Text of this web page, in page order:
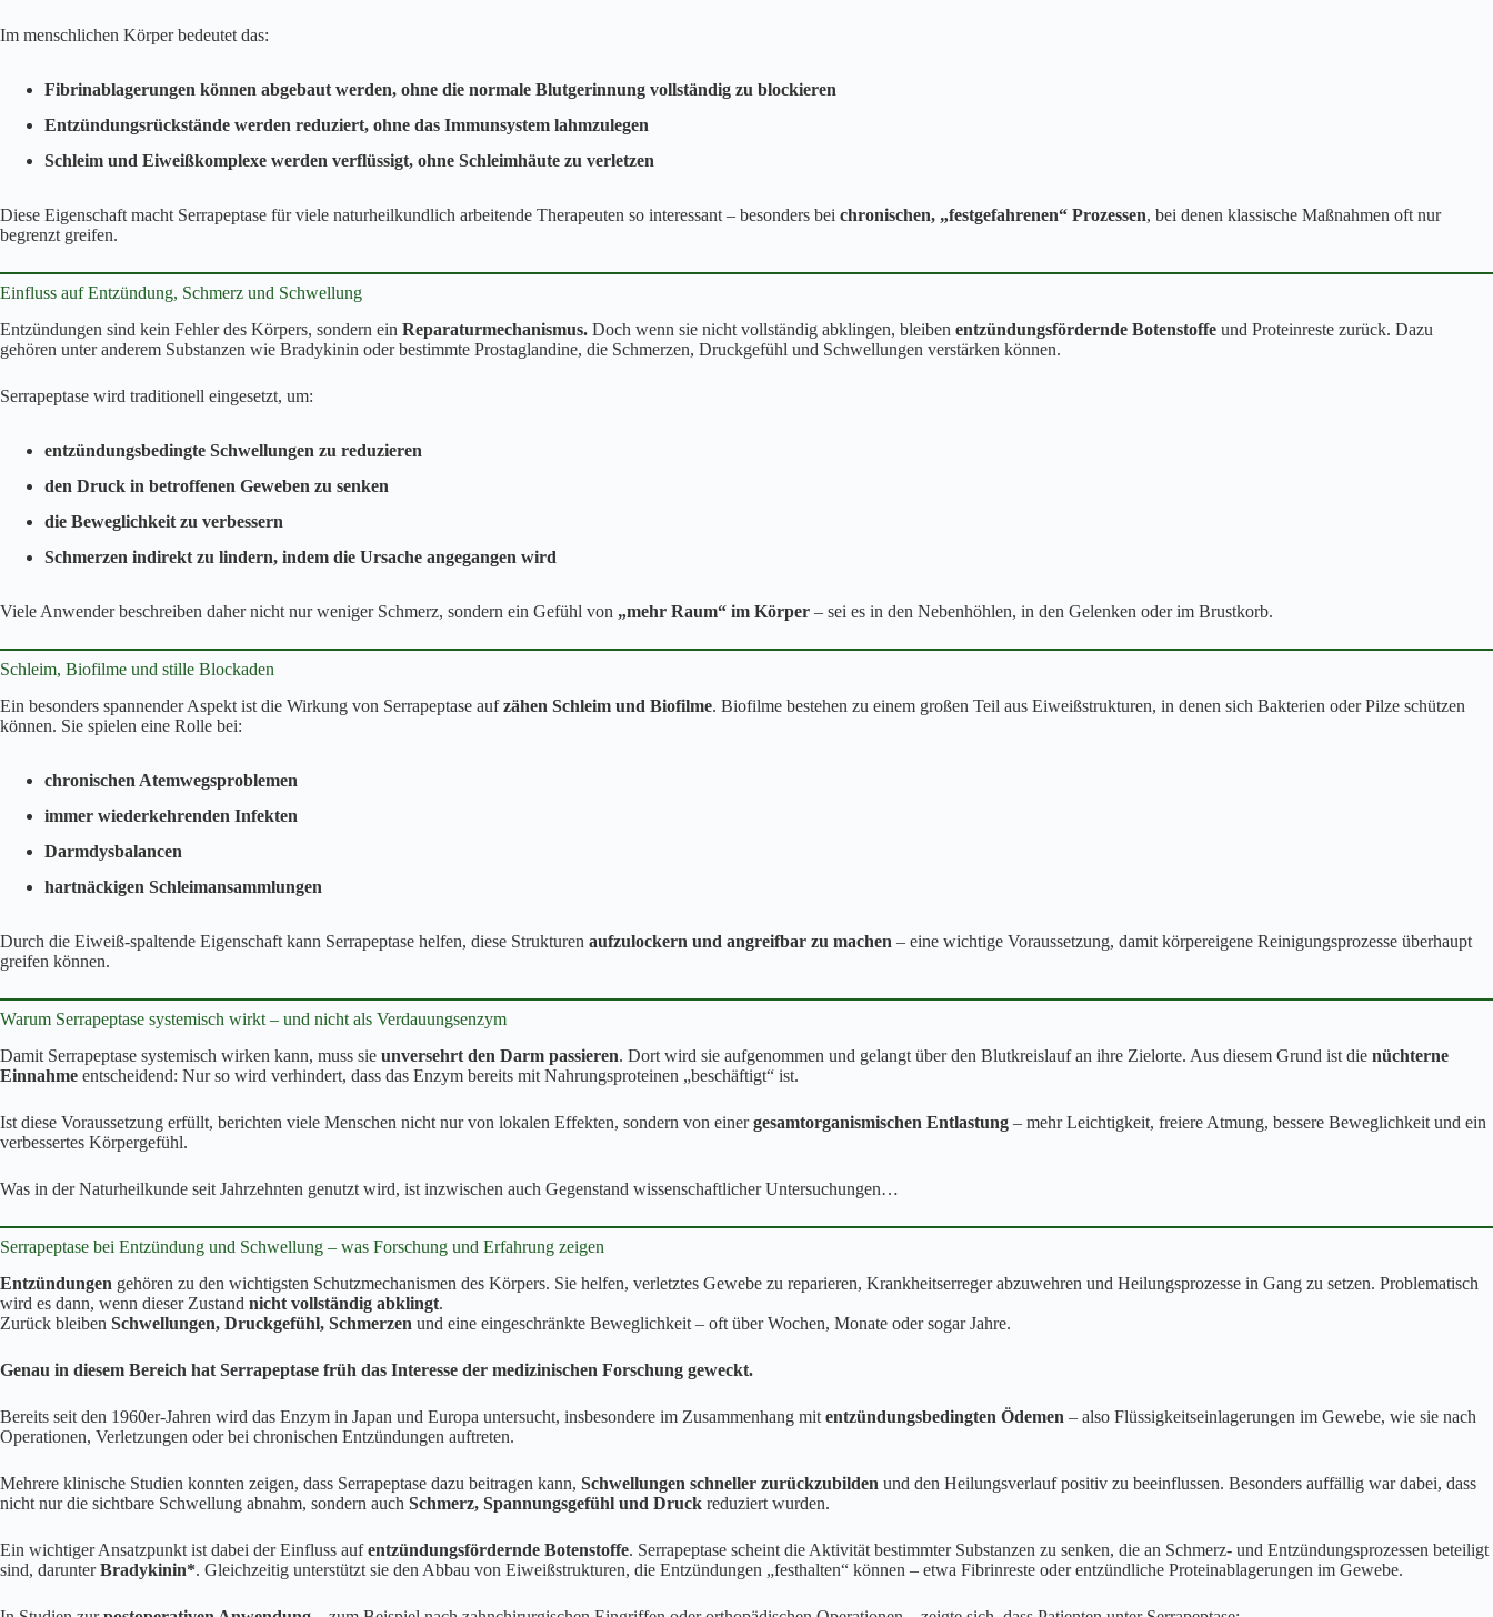
Im menschlichen Körper bedeutet das:
Fibrinablagerungen können abgebaut werden, ohne die normale Blutgerinnung vollständig zu blockieren
Entzündungsrückstände werden reduziert, ohne das Immunsystem lahmzulegen
Schleim und Eiweißkomplexe werden verflüssigt, ohne Schleimhäute zu verletzen
Diese Eigenschaft macht Serrapeptase für viele naturheilkundlich arbeitende Therapeuten so interessant – besonders bei chronischen, „festgefahrenen“ Prozessen, bei denen klassische Maßnahmen oft nur
begrenzt greifen.
Einfluss auf Entzündung, Schmerz und Schwellung
Entzündungen sind kein Fehler des Körpers, sondern ein Reparaturmechanismus. Doch wenn sie nicht vollständig abklingen, bleiben entzündungsfördernde Botenstoffe und Proteinreste zurück. Dazu
gehören unter anderem Substanzen wie Bradykinin oder bestimmte Prostaglandine, die Schmerzen, Druckgefühl und Schwellungen verstärken können.
Serrapeptase wird traditionell eingesetzt, um:
entzündungsbedingte Schwellungen zu reduzieren
den Druck in betroffenen Geweben zu senken
die Beweglichkeit zu verbessern
Schmerzen indirekt zu lindern, indem die Ursache angegangen wird
Viele Anwender beschreiben daher nicht nur weniger Schmerz, sondern ein Gefühl von „mehr Raum“ im Körper – sei es in den Nebenhöhlen, in den Gelenken oder im Brustkorb.
Schleim, Biofilme und stille Blockaden
Ein besonders spannender Aspekt ist die Wirkung von Serrapeptase aufzähen Schleim und Biofilme. Biofilme bestehen zu einem großen Teil aus Eiweißstrukturen, in denen sich Bakterien oder Pilze schützen
können. Sie spielen eine Rolle bei:
chronischen Atemwegsproblemen
immer wiederkehrenden Infekten
Darmdysbalancen
hartnäckigen Schleimansammlungen
Durch die Eiweiß-spaltende Eigenschaft kann Serrapeptase helfen, diese Strukturen aufzulockern und angreifbar zu machen – eine wichtige Voraussetzung, damit körpereigene Reinigungsprozesse überhaupt
greifen können.
Warum Serrapeptase systemisch wirkt – und nicht als Verdauungsenzym
Damit Serrapeptase systemisch wirken kann, muss sie unversehrt den Darm passieren. Dort wird sie aufgenommen und gelangt über den Blutkreislauf an ihre Zielorte. Aus diesem Grund ist die nüchterne
Einnahme entscheidend: Nur so wird verhindert, dass das Enzym bereits mit Nahrungsproteinen „beschäftigt“ ist.
Ist diese Voraussetzung erfüllt, berichten viele Menschen nicht nur von lokalen Effekten, sondern von einergesamtorganismischen Entlastung – mehr Leichtigkeit, freiere Atmung, bessere Beweglichkeit und ein
verbessertes Körpergefühl.
Was in der Naturheilkunde seit Jahrzehnten genutzt wird, ist inzwischen auch Gegenstand wissenschaftlicher Untersuchungen…
Serrapeptase bei Entzündung und Schwellung – was Forschung und Erfahrung zeigen
Entzündungen gehören zu den wichtigsten Schutzmechanismen des Körpers. Sie helfen, verletztes Gewebe zu reparieren, Krankheitserreger abzuwehren und Heilungsprozesse in Gang zu setzen. Problematisch
wird es dann, wenn dieser Zustand nicht vollständig abklingt.
Zurück bleiben Schwellungen, Druckgefühl, Schmerzen und eine eingeschränkte Beweglichkeit – oft über Wochen, Monate oder sogar Jahre.
Genau in diesem Bereich hat Serrapeptase früh das Interesse der medizinischen Forschung geweckt.
Bereits seit den 1960er-Jahren wird das Enzym in Japan und Europa untersucht, insbesondere im Zusammenhang mit entzündungsbedingten Ödemen – also Flüssigkeitseinlagerungen im Gewebe, wie sie nach
Operationen, Verletzungen oder bei chronischen Entzündungen auftreten.
Mehrere klinische Studien konnten zeigen, dass Serrapeptase dazu beitragen kann, Schwellungen schneller zurückzubilden und den Heilungsverlauf positiv zu beeinflussen. Besonders auffällig war dabei, dass
nicht nur die sichtbare Schwellung abnahm, sondern auch Schmerz, Spannungsgefühl und Druck reduziert wurden.
Ein wichtiger Ansatzpunkt ist dabei der Einfluss aufentzündungsfördernde Botenstoffe. Serrapeptase scheint die Aktivität bestimmter Substanzen zu senken, die an Schmerz- und Entzündungsprozessen beteiligt
sind, darunterBradykinin*. Gleichzeitig unterstützt sie den Abbau von Eiweißstrukturen, die Entzündungen „festhalten“ können – etwa Fibrinreste oder entzündliche Proteinablagerungen im Gewebe.